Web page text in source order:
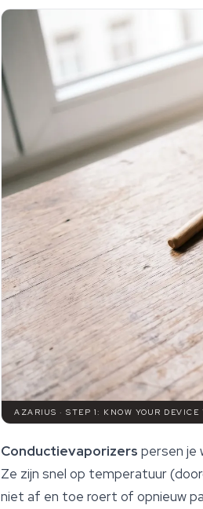
AZARIUS · STEP 1: KNOW YOUR DEVICE
Conductievaporizers persen je
Ze zijn snel op temperatuur
niet af en toe roert of opnieuw